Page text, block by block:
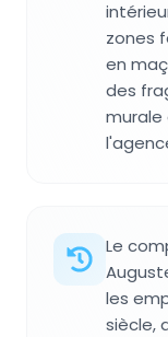
zones
en
des
Le
les
siècle,